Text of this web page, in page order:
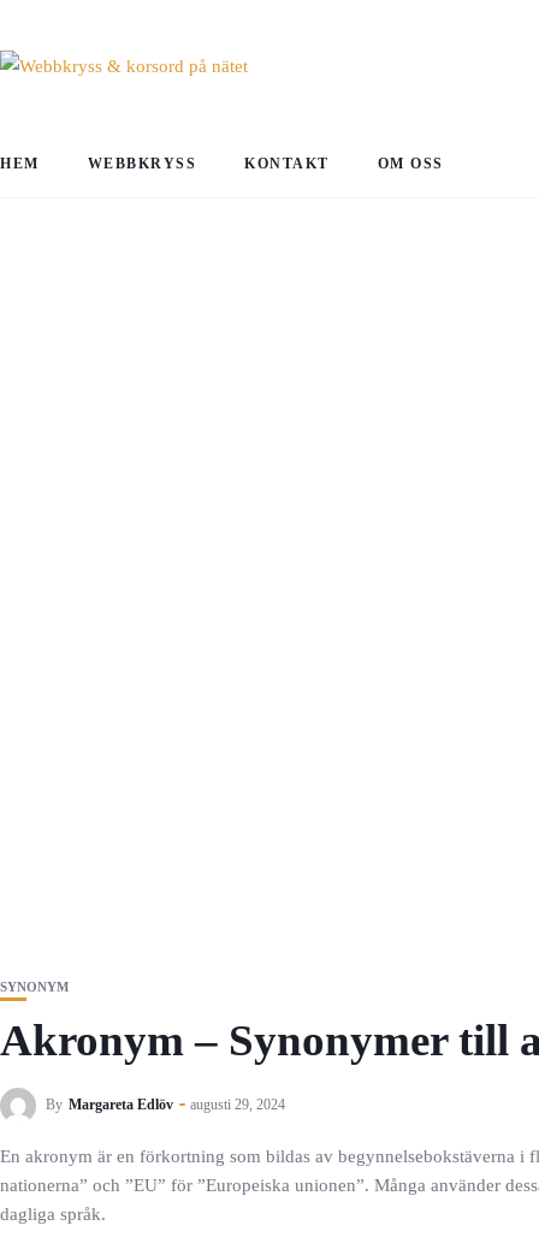
HEM WEBBKRYSS KONTAKT OM OSS
SYNONYM
Akronym – Synonymer till
By Margareta Edlöv augusti 29, 2024
En akronym är en förkortning som bildas av begynnelsebokstäverna i
nationerna” och ”EU” för ”Europeiska unionen”. Många använder
dagliga språk.